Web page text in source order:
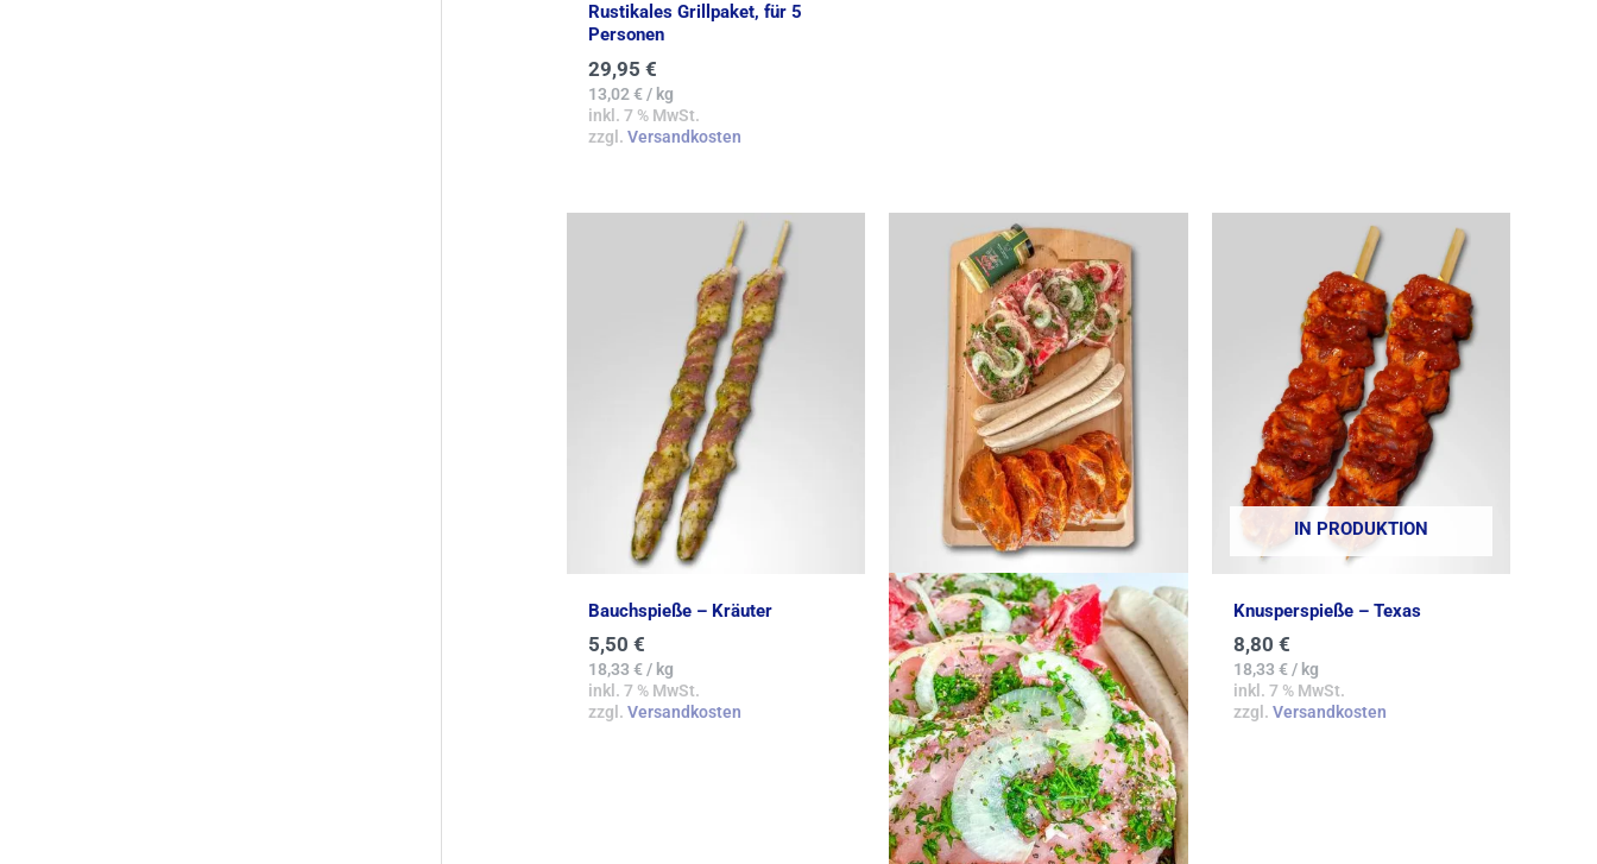
Rustikales Grillpaket, für 5
Personen
29,95 €
13,02 € / kg
inkl. 7 % MwSt.
zzgl. Versandkosten
Bauchspieße – Kräuter
5,50 €
18,33 €/ kg
inkl. 7 % MwSt.
zzgl. Versandkosten
IN PRODUKTION
Knusperspieße – Texas
8,80 €
18,33 €/ kg
inkl. 7 % MwSt.
zzgl. Versandkosten